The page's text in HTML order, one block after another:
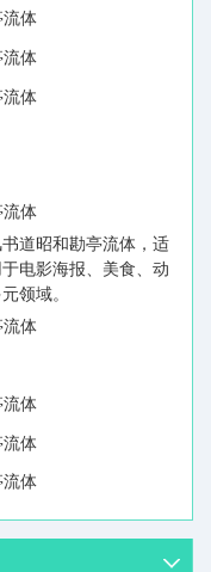
道昭和勘亭流体 ，适
电影海报、美食、动
领域。